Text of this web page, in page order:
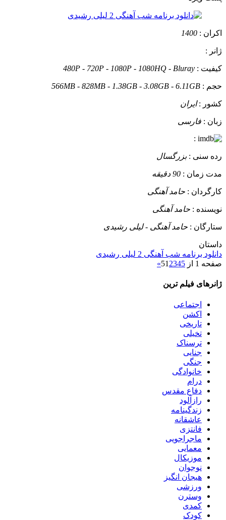
اکران : 1400
ژانر :
کیفیت : 480P - 720P - 1080P - 1080HQ - Bluray
حجم : 566MB - 828MB - 1.38GB - 3.08GB - 6.11GB
کشور :ایران
زبان : فارسی
:
رده سنی :بزرگسال
مدت زمان : 90 دقیقه
کارگردان : حامد آهنگی
نویسنده : حامد آهنگی
ستارگان : حامد آهنگی - لیلی رشیدی
داستان
دانلود برنامه شب آهنگی 2 لیلی رشیدی
صفحه 1 از 5
1 2345
»
ژانرهای فیلم ترین
اجتماعی
اکشن
تاریخی
تخیلی
ترسناک
جنایی
جنگی
خانوادگی
درام
دفاع مقدس
رازآلود
زندگینامه
عاشقانه
فانتزی
ماجراجویی
معمایی
موزیکال
نوجوان
هیجان انگیز
ورزشی
وسترن
کمدی
کودک